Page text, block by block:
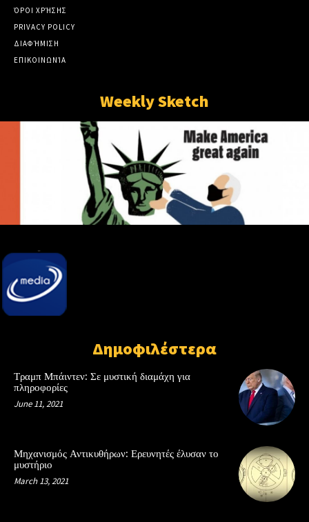
ΌΡΟΙ ΧΡΉΣΗΣ
PRIVACY POLICY
ΔΙΑΦΉΜΙΣΗ
ΕΠΙΚΟΙΝΩΝΊΑ
Weekly Sketch
Δημοφιλέστερα
Τραμπ Μπάιντεν: Σε μυστική διαμάχη για
πληροφορίες
June 11, 2021
Μηχανισμός Αντικυθήρων: Ερευνητές έλυσαν το
μυστήριο
March 13, 2021